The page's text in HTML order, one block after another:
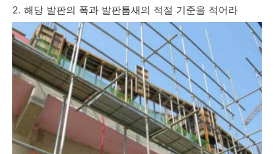
2. 해당 발판의 폭과 발판틈새의 적절 기준을 적어라